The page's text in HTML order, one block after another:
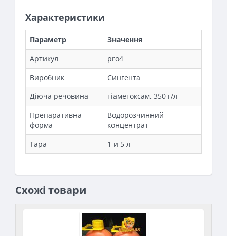
Характеристики
Параметр
Значення
Артикул
pro4
Виробник
Сингента
Діюча речовина
тіаметоксам, 350 г/л
Препаративна
форма
Водорозчинний
концентрат
Тара
1 и 5 л
Схожі товари